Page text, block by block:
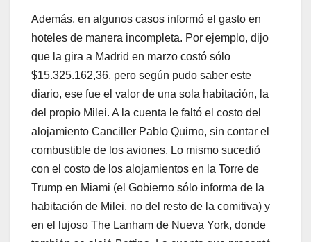
Además, en algunos casos informó el gasto en
hoteles de manera incompleta. Por ejemplo, dijo
que la gira a Madrid en marzo costó sólo
$15.325.162,36, pero según pudo saber este
diario, ese fue el valor de una sola habitación, la
del propio Milei. A la cuenta le faltó el costo del
alojamiento Canciller Pablo Quirno, sin contar el
combustible de los aviones. Lo mismo sucedió
con el costo de los alojamientos en la Torre de
Trump en Miami (el Gobierno sólo informa de la
habitación de Milei, no del resto de la comitiva) y
en el lujoso The Lanham de Nueva York, donde